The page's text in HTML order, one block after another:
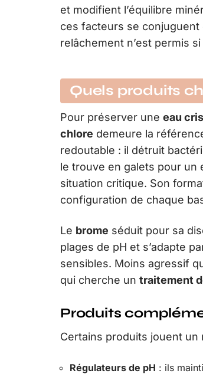
et modifient l’équilibre
ces facteurs se conjuguent
relâchement n’est permis
Quels produits
Pour préserver une eau
chlore demeure la
redoutable : il détruit
le trouve en galets pour un
situation critique. Son
configuration de chaque
Le brome séduit pour sa
plages de pH et s’adapte
sensibles. Moins agressif
qui cherche un traitement
Produits
Certains produits jouent un
Régulateurs de pH : ils